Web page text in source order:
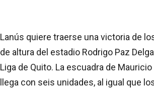
Lanús quiere traerse una victoria de
de altura del estadio Rodrigo Paz
Liga de Quito. La escuadra de
llega con seis unidades, al igual que